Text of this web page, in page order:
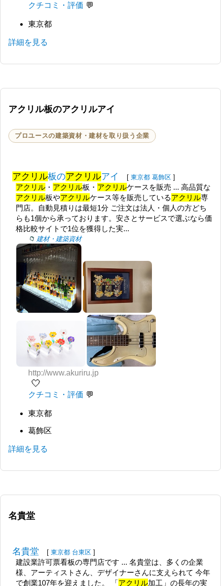
クチコミ・評価
東京都
詳細を見る
アクリル板のアクリルアイ
プロユースの建築資材・建材を取り扱う企業
アクリル板のアクリルアイ [ 東京都 葛飾区 ]
アクリル ・ アクリル板・ アクリルケースを販売 ... 高品質な
アクリル板やアクリルケース等を販売しているアクリル専
門店。自動見積りは最短1分 ご注文は法人・個人の方どち
らも1個から承っております。安さとサービスで選ぶなら価
格比較サイトで1位を獲得した実...
建材・建築資材
http://www.akuriru.jp
🤍
クチコミ・評価
東京都
葛飾区
詳細を見る
名貴堂
名貴堂 [ 東京都 台東区 ]
建設業許可票看板の専門店です ... 名貴堂は、多くの企業
様、アーティストさん、デザイナーさんに支えられて 今年
で創業107年を迎えました。 「アクリル加工」の長年の実